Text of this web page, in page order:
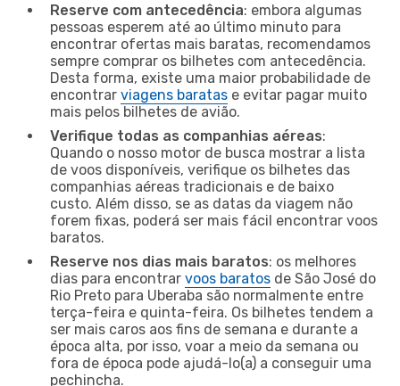
Reserve com antecedência: embora algumas
pessoas esperem até ao último minuto para
encontrar ofertas mais baratas, recomendamos
sempre comprar os bilhetes com antecedência.
Desta forma, existe uma maior probabilidade de
encontrar viagens baratas e evitar pagar muito
mais pelos bilhetes de avião.
Verifique todas as companhias aéreas:
Quando o nosso motor de busca mostrar a lista
de voos disponíveis, verifique os bilhetes das
companhias aéreas tradicionais e de baixo
custo. Além disso, se as datas da viagem não
forem fixas, poderá ser mais fácil encontrar voos
baratos.
Reserve nos dias mais baratos: os melhores
dias para encontrar voos baratos de São José do
Rio Preto para Uberaba são normalmente entre
terça-feira e quinta-feira. Os bilhetes tendem a
ser mais caros aos fins de semana e durante a
época alta, por isso, voar a meio da semana ou
fora de época pode ajudá-lo(a) a conseguir uma
pechincha.